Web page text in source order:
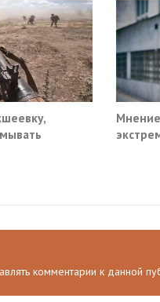
комментарии к данной